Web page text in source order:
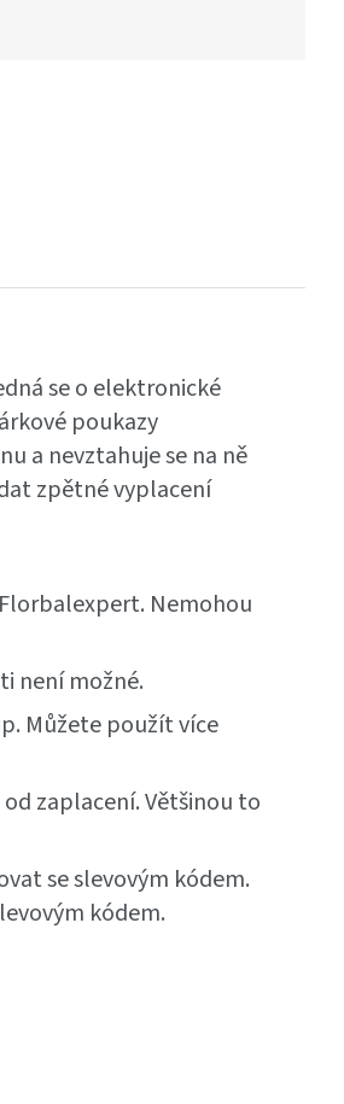
se o elektronické
poukazy
a nevztahuje se na ně
zpětné vyplacení
Nemohou
není možné.
Můžete použít více
zaplacení. Většinou to
se slevovým kódem.
kódem.